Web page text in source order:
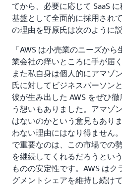
てから、必要に応じて SaaS
基盤として全面的に採用され
の理由を野原氏は次のように説
「AWS は小売業のニーズか
業会社の痒いところに手が届
また私自身は個人的にアマゾ
氏に対してビジネスパーソン
彼が生み出した AWS をぜひ
う想いもありました。アマゾ
はないのかという意見もあり
わない理由にはなり得ません
で重要なのは、この市場での
を継続してくれるだろうとい
ものの安定性です。AWS は
グメントシェアを維持し続け